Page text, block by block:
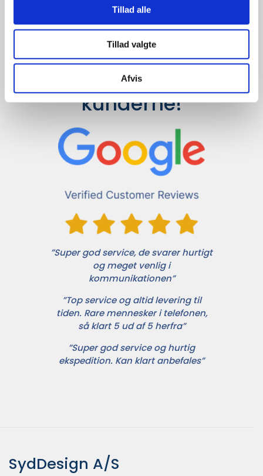
Tillad alle
Tillad valgte
Afvis
Det siger
kunderne!
”Super god service, de svarer hurtigt
og meget venlig i
kommunikationen”
”Top service og altid levering til
tiden. Rare mennesker i telefonen,
så klart 5 ud af 5 herfra”
”Super god service og hurtig
ekspedition. Kan klart anbefales”
SydDesign A/S